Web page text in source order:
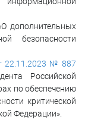
дополнительных
безопасности
22.11.2023 № 887
Российской
по обеспечению
критической
Федерации».